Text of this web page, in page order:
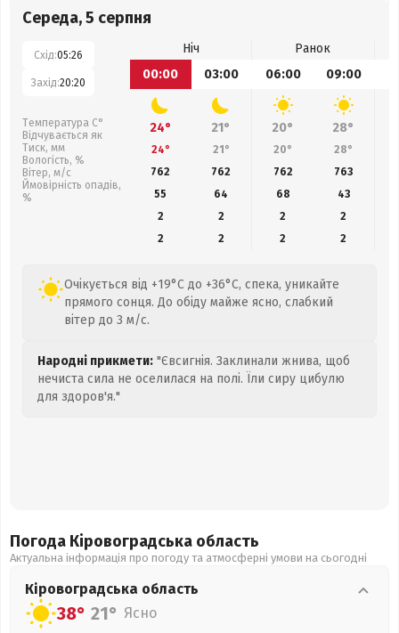
Середа, 5 серпня
Схід:05:26
Захід:20:20
Температура С°
Відчувається як
Тиск, мм
Вологість, %
Вітер, м/с
Ймовірність опадів,
%
Ніч
Ранок
00:00
03:00 06:00 09:00
24° 21° 20° 28°
24° 21° 20° 28°
762
762 762 763
55
64 68 43
2
2 2
2
2
2 2 2
Очікується від +19°C до +36°C, спека, уникайте
прямого сонця. До обіду майже ясно, слабкий
вітер до 3 м/с.
Народні прикмети: "Євсигнія. Заклинали жнива, щоб
нечиста сила не оселилася на полі. Їли сиру цибулю
для здоров'я."
Погода Кіровоградська область
Актуальна інформація про погоду та атмосферні умови на сьогодні
Кіровоградська область
38° 21° Ясно